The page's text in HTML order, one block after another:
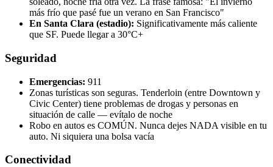
más frío que pasé fue un verano en San Francisco"
En Santa Clara (estadio): Significativamente más caliente
que SF. Puede llegar a 30°C+
Seguridad
Emergencias: 911
Zonas turísticas son seguras. Tenderloin (entre Downtown y
Civic Center) tiene problemas de drogas y personas en
situación de calle — evítalo de noche
Robo en autos es COMÚN. Nunca dejes NADA visible en tu
auto. Ni siquiera una bolsa vacía
Conectividad